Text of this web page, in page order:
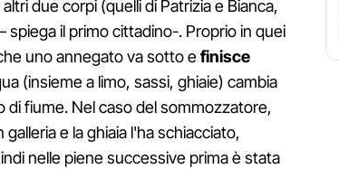
due corpi (quelli di Patrizia e Bianca,
spiega il primo cittadino-. Proprio in quei
uno annegato va sotto efinisce
(insieme a limo, sassi, ghiaie) cambia
fiume. Nel caso del sommozzatore,
e la ghiaia l'ha schiacciato,
nelle piene successive prima è stata